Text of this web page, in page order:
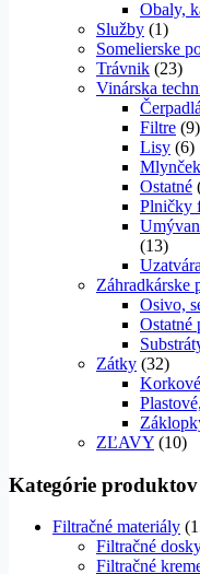
Obaly,
Služby (1)
Somelierske
Trávnik (23)
Vinárska
Čerpadlá
Filtre (9)
Lisy (6)
Ostatné
Plničky
(13)
Záhradkárske
Osivo,
Ostatné
Zátky (32)
ZĽAVY (10)
Kategórie produktov
Filtračné materiály
Filtračné
Filtračné